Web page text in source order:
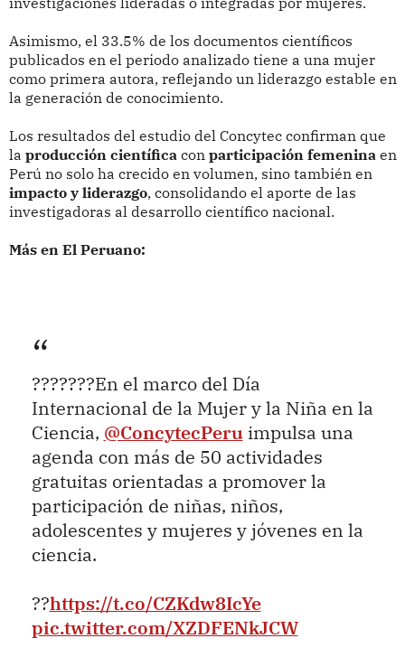
Asimismo, el 33.5% de los documentos científicos
publicados en el periodo analizado tiene a una mujer
como primera autora, reflejando un liderazgo estable en
la generación de conocimiento.
Los resultados del estudio del Concytec confirman que
la producción científicacon participación femeninaen
Perú no solo ha crecido en volumen, sino también en
impacto y liderazgo, consolidando el aporte de las
investigadoras al desarrollo científico nacional.
Más en El Peruano:
???????En el marco del Día
Internacional de la Mujer y la Niña en la
Ciencia, @ConcytecPeruimpulsa una
agenda con más de 50 actividades
gratuitas orientadas a promover la
participación de niñas, niños,
adolescentes y mujeres y jóvenes en la
ciencia.
??https://t.co/CZKdw8IcYe
pic.twitter.com/XZDFENkJCW